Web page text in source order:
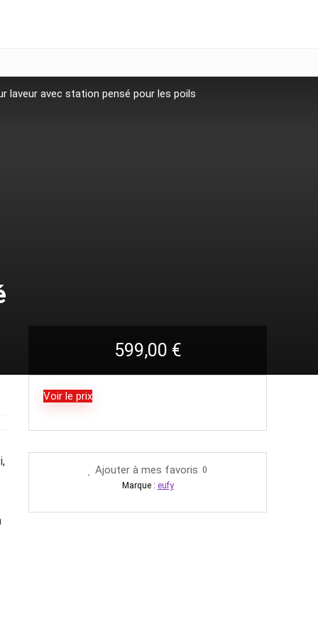
laveur avec station pensé pour les poils
599,00 €
Voir le prix
Ajouter à mes favoris 0
Marque : eufy